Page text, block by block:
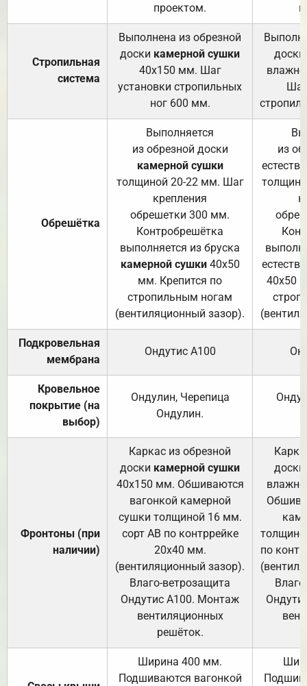
проектом.
Стропильная
система
Выполнена из обрезной
доски камерной сушки
40х150 мм. Шаг
установки стропильных
ног 600 мм.
доски
Обрешётка
Выполняется
из обрезной доски
камерной сушки
толщиной 20-22 мм. Шаг
крепления
обрешетки 300 мм.
Контробрешётка
выполняется из бруска
камерной сушки40х50
мм. Крепится по
стропильным ногам
(вентиляционный зазор).
из
40х50
Подкровельная
мембрана
Ондутис А100
Кровельное
покрытие (на
выбор)
Ондулин, Черепица
Ондулин.
Фронтоны (при
наличии)
Каркас из обрезной
доски камерной сушки
40х150 мм. Обшиваются
вагонкой камерной
сушки толщиной 16 мм.
сорт АВ по контррейке
20х40 мм.
(вентиляционный зазор).
Влаго-ветрозащита
Ондутис А100. Монтаж
вентиляционных
решёток.
доски
по
Ширина 400 мм.
Подшиваются вагонкой